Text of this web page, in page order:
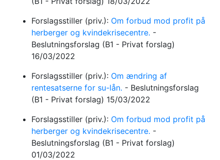
Forslagsstiller (priv.): Om forbud mod profit på
herberger og kvindekrisecentre. -
Beslutningsforslag (B1 - Privat forslag)
16/03/2022
Forslagsstiller (priv.): Om ændring af
rentesatserne for su-lån. - Beslutningsforslag
(B1 - Privat forslag) 15/03/2022
Forslagsstiller (priv.): Om forbud mod profit på
herberger og kvindekrisecentre. -
Beslutningsforslag (B1 - Privat forslag)
01/03/2022